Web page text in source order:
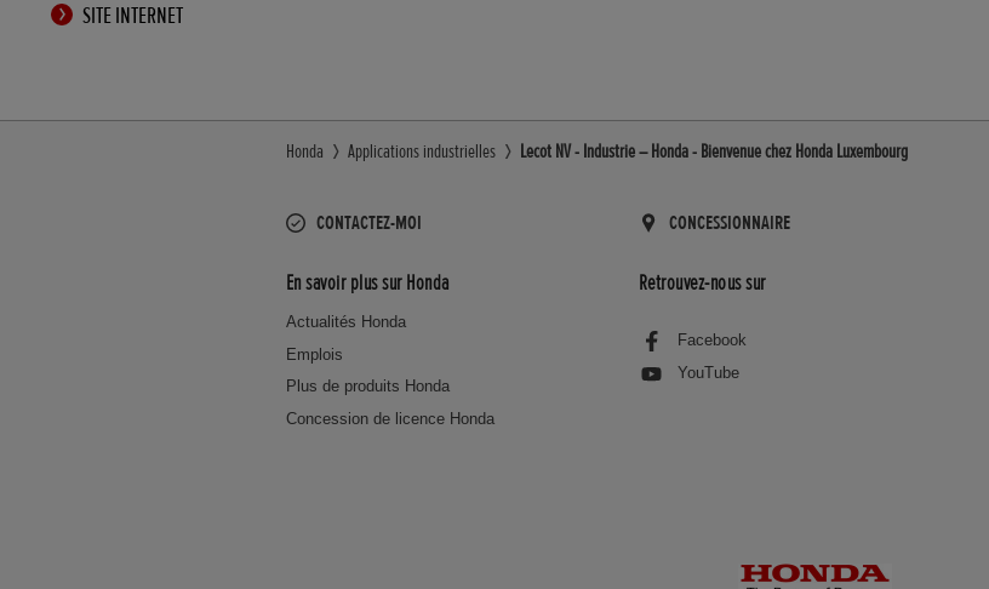
SITE INTERNET
Honda Applications industrielles Lecot NV - Industrie – Honda - Bienvenue chez Honda Luxembourg
CONTACTEZ-MOI CONCESSIONNAIRE
En savoir plus sur Honda
Actualités Honda
Emplois
Plus de produits Honda
Concession de licence Honda
Retrouvez-nous sur
Facebook
YouTube